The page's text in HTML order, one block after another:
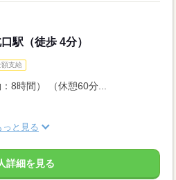
駅（徒歩 4分）
額支給
8時間） （休憩60分...
っと見る
詳細を見る